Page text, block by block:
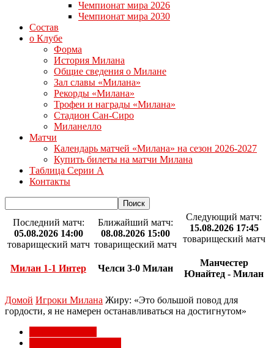
Чемпионат мира 2026
Чемпионат мира 2030
Состав
о Клубе
Форма
История Милана
Общие сведения о Милане
Зал славы «Милана»
Рекорды «Милана»
Трофеи и награды «Милана»
Стадион Сан-Сиро
Миланелло
Матчи
Календарь матчей «Милана» на сезон 2026-2027
Купить билеты на матчи Милана
Таблица Серии А
Контакты
Последний матч:
05.08.2026 14:00
товарищеский матч
Милан 1-1 Интер
Ближайший матч:
08.08.2026 15:00
товарищеский матч
Челси 3-0 Милан
Следующий матч:
15.08.2026 17:45
товарищеский матч
Манчестер
Юнайтед - Милан
Домой Игроки Милана Жиру: «Это большой повод для
гордости, я не намерен останавливаться на достигнутом»